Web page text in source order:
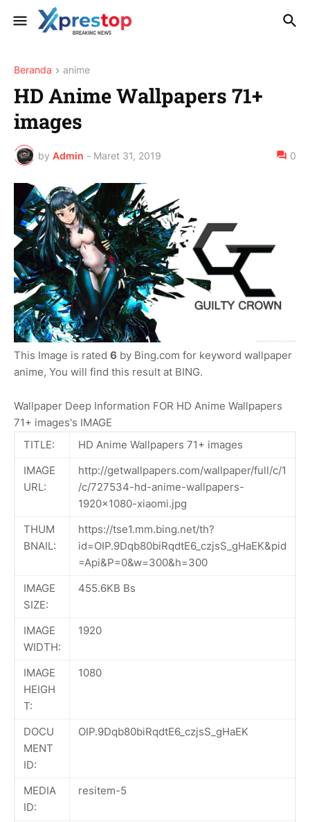
Beranda anime
HD Anime Wallpapers 71+
images
by Admin - Maret 31, 2019 0
This Image is rated 6 by Bing.com for keyword wallpaper
anime, You will find this result at BING.
Wallpaper Deep Information FOR HD Anime Wallpapers
71+ images's IMAGE
TITLE:
HD Anime Wallpapers 71+ images
IMAGE
URL:
http://getwallpapers.com/wallpaper/full/c/1
/c/727534-hd-anime-wallpapers-
1920x1080-xiaomi.jpg
THUM
BNAIL:
https://tse1.mm.bing.net/th?
id=OIP.9Dqb80biRqdtE6_czjsS_gHaEK&pid
=Api&P=0&w=300&h=300
IMAGE
SIZE:
455.6KB Bs
IMAGE
WIDTH:
1920
IMAGE
HEIGH
T:
1080
DOCU
MENT
ID:
OIP.9Dqb80biRqdtE6_czjsS_gHaEK
MEDIA
ID:
resitem-5